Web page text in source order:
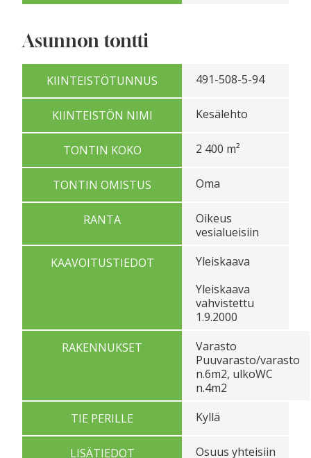
Asunnon tontti
KIINTEISTÖTUNNUS 491-508-5-94
KIINTEISTÖN NIMI Kesälehto
TONTIN KOKO 2 400 m²
TONTIN OMISTUS Oma
RANTA
Oikeus
vesialueisiin
KAAVOITUSTIEDOT
Yleiskaava
Yleiskaava
vahvistettu
1.9.2000
RAKENNUKSET
Varasto
Puuvarasto/varasto
n.6m2, ulkoWC
n.4m2
TIE PERILLE
Kyllä
LISÄTIEDOT
Osuus yhteisiin